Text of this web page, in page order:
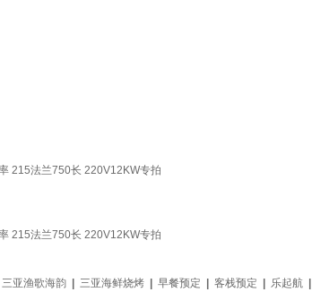
215法兰750长 220V12KW专拍
215法兰750长 220V12KW专拍
三亚渔歌海韵 三亚海鲜烧烤 早餐预定 客栈预定 乐起航